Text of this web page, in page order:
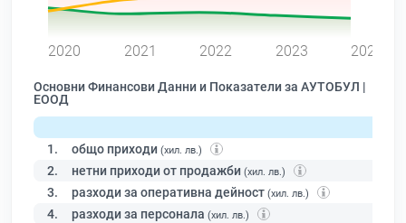
2020 2021 2022 2023 2024
Основни Финансови Данни и Показатели за АУТОБУЛ |
ЕООД
1. общо приходи (хил. лв.)
2. нетни приходи от продажби (хил. лв.)
3. разходи за оперативна дейност (хил. лв.)
4. разходи за персонала (хил. лв.)